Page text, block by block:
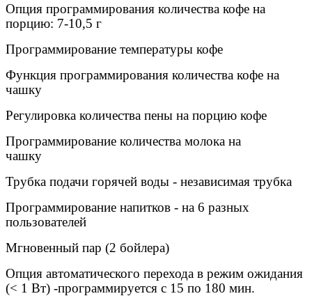
Опция программирования количества кофе на
порцию: 7-10,5 г
Программирование температуры кофе
Функция программирования количества кофе на
чашку
Регулировка количества пены на порцию кофе
Программирование количества молока на
чашку
Трубка подачи горячей воды - независимая трубка
Программирование напитков - на 6 разных
пользователей
Мгновенный пар (2 бойлера)
Опция автоматического перехода в режим ожидания
(< 1 Вт) -программируется с 15 по 180 мин.